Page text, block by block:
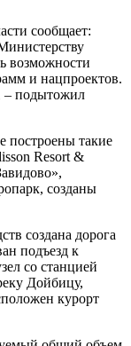
сообщает:
возможности
и нацпроектов.
– подытожил
построены такие
Resort &
созданы
создана дорога
подъезд к
со станцией
Дойбицу,
курорт